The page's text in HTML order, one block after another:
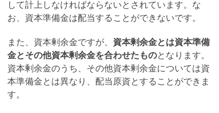
して計上しなければならない とされています。な
お、資本準備金は配当することができないです。
また、資本剰余金ですが、 資本剰余金とは資本準備
金とその他資本剰余金を合わせたものとなります。
資本剰余金のうち、その他資本剰余金については資
本準備金とは異なり、配当原資とすることができま
す。